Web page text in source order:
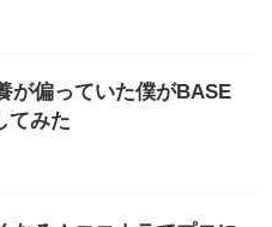
が偏っていた僕がBASE
てみた